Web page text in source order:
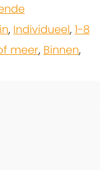
, Individueel, 1-8
meer, Binnen,